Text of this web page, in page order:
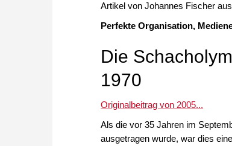
Artikel von Johannes Fischer
Perfekte Organisation,
Die
1970
Originalbeitrag von 2005...
Als die vor 35 Jahren im
ausgetragen wurde, war dies